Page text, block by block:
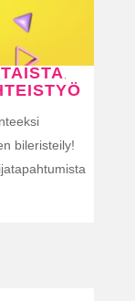
bileristeily!